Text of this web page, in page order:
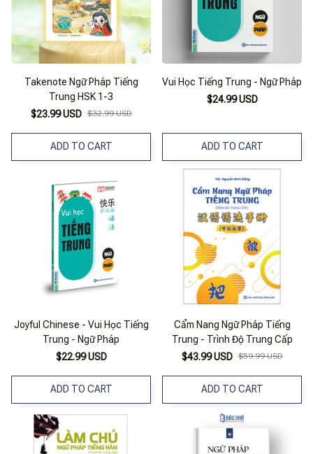
Takenote Ngữ Pháp Tiếng
Trung HSK 1-3
$23.99 USD $32.99 USD
ADD TO CART
Vui Học Tiếng Trung - Ngữ Pháp
$24.99 USD
ADD TO CART
Joyful Chinese - Vui Học Tiếng
Trung - Ngữ Pháp
$22.99 USD
ADD TO CART
Cẩm Nang Ngữ Pháp Tiếng
Trung - Trình Độ Trung Cấp
$43.99 USD $59.99 USD
ADD TO CART